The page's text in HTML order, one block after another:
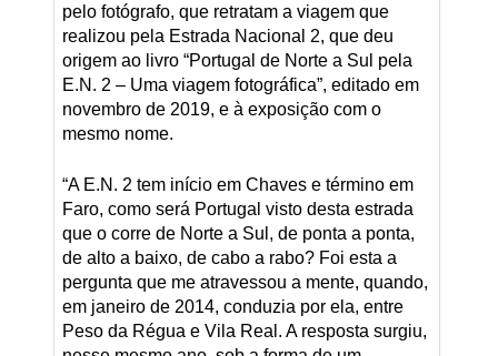
pelo fotógrafo, que retratam a viagem que
realizou pela Estrada Nacional 2, que deu
origem ao livro “Portugal de Norte a Sul pela
E.N. 2 – Uma viagem fotográfica”, editado em
novembro de 2019, e à exposição com o
mesmo nome.
“A E.N. 2 tem início em Chaves e término em
Faro, como será Portugal visto desta estrada
que o corre de Norte a Sul, de ponta a ponta,
de alto a baixo, de cabo a rabo? Foi esta a
pergunta que me atravessou a mente, quando,
em janeiro de 2014, conduzia por ela, entre
Peso da Régua e Vila Real. A resposta surgiu,